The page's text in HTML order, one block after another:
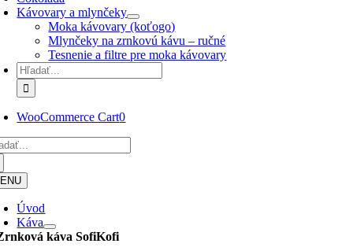
Kávovary a mlynčeky
Moka kávovary (koťogo)
Mlynčeky na zrnkovú kávu – ručné
Tesnenie a filtre pre moka kávovary
Hľadať:
WooCommerce Cart0
Úvod
Káva
káva SofiKofi